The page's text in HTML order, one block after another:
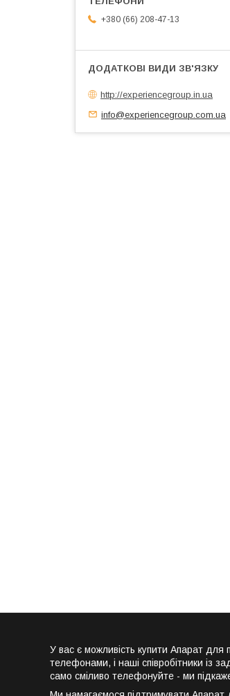
+380 (66) 208-47-13
http://experiencegroup.in.ua
info@experiencegroup.com.ua
У вас є можливість купити Апарат
телефонами, і наші співробітники із
само сміливо телефонуйте - ми